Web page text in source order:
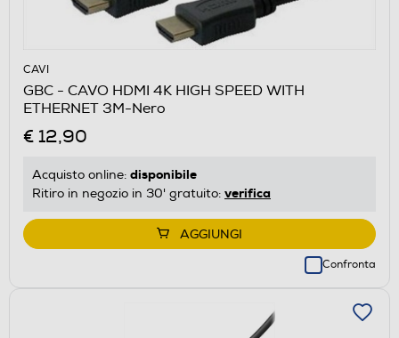
CAVI
GBC - CAVO HDMI 4K HIGH SPEED WITH
ETHERNET 3M-Nero
€ 12,90
Acquisto online: disponibile
Ritiro in negozio in 30' gratuito: verifica
AGGIUNGI
Confronta